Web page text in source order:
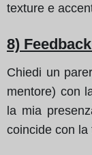
texture e
8)
Chiedi un
mentore) con
la mia
coincide con la